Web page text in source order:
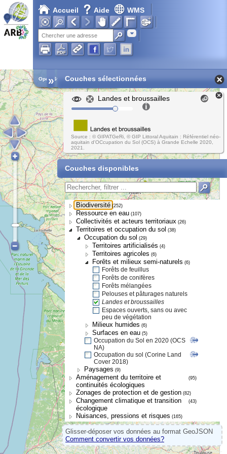
Accueil Aide WMS
Adresse
Chargement en cours...
Open Street Map
» Couches sélectionnées
Landes et broussailles
Source : © GIPATGeRi, © GIP Littoral Aquitain : Référentiel néo-
aquitain d'OCcupation du Sol (OCS) à Grande Echelle 2020,
2021.
Couches disponibles
Biodiversité (252)
Ressource en eau (107)
Collectivités et acteurs territoriaux (26)
Territoires et occupation du sol (38)
Occupation du sol (29)
Territoires artificialisés (4)
Territoires agricoles (6)
Forêts et milieux semi-naturels (6)
Forêts de feuillus
Forêts de conifères
Forêts mélangées
Pelouses et pâturages naturels
Landes et broussailles
Espaces ouverts, sans ou avec
peu de végétation
Milieux humides (6)
Surfaces en eau (5)
Occupation du Sol en 2020 (OCS
NA)
Occupation du sol (Corine Land
Cover 2018)
Paysages (9)
Aménagement du territoire et
continuités écologiques
(95)
Zonages de protection et de gestion (82)
Changement climatique et transition
écologique
(43)
Nuisances, pressions et risques (165)
Glisser-déposer vos données au format GeoJSON
Comment convertir vos données?